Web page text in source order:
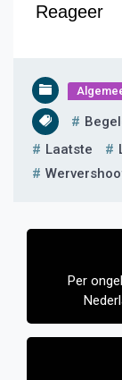
Reageer
Laatste
Bericht
Per